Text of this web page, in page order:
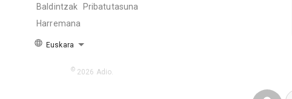
Baldintzak
Pribatutasuna
Harremana
Euskara
© 2026 Adio.